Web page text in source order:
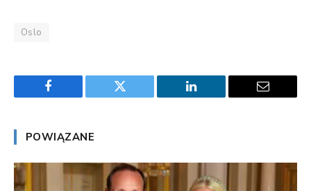
Oslo
Facebook Twitter LinkedIn Email
POWIĄZANE